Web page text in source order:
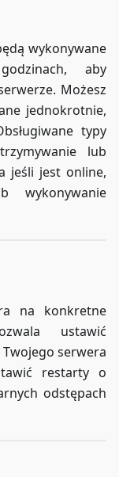
wykonywane
aby
Możesz
jednokrotnie,
typy
lub
jeśli jest online,
wykonywanie
na konkretne
ustawić
serwera
restarty o
odstępach